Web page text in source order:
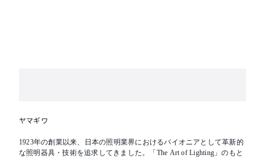
ヤマギワ
1923年の創業以来、日本の照明業界におけるパイオニアとして革新的
な照明器具・技術を追求してきました。「The Art of Lighting」のもと